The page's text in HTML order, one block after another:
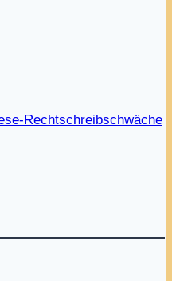
Rechtschreibschwäche